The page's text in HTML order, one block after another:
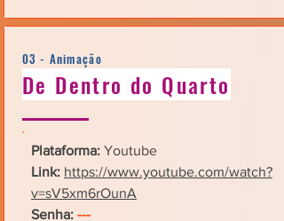
03 - Animação
De Dentro do Quarto
Plataforma: Youtube
Link: https://www.youtube.com/watch?
v=sV5xm6rOunA
Senha: ---